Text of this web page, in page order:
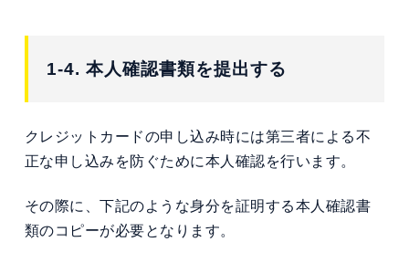
1-4. 本人確認書類を提出する
クレジットカードの申し込み時には第三者による不
正な申し込みを防ぐために本人確認を行います。
その際に、下記のような身分を証明する本人確認書
類のコピーが必要となります。